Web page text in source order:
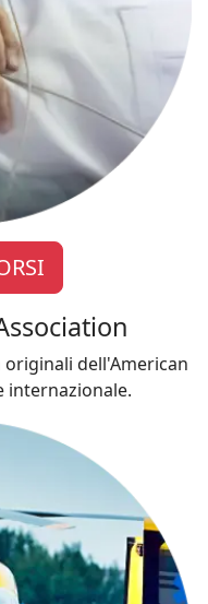
dell'American
internazionale.